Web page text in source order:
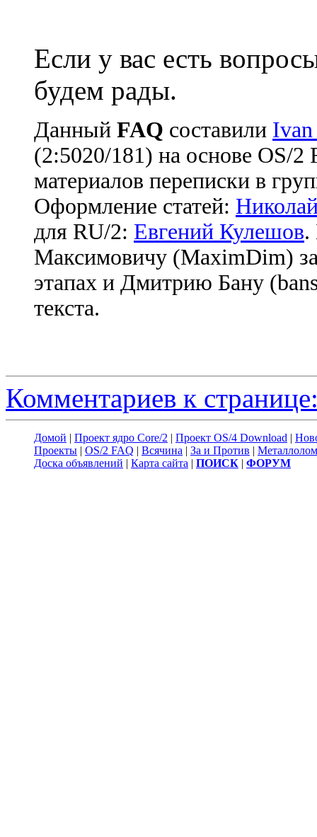
Если у вас есть
будем рады.
Данный FAQ cоставили
(2:5020/181) на основе OS/
материалов переписки в
Оформление статей:
для RU/2: Евгений Кулешов.
Максимовичу (MaximDim)
этапах и Дмитрию Бану
текста.
Комментариев к
Домой | Проект ядро Core/2 | Проект OS/4 Download |
Проекты | OS/2 FAQ | Всячина | За и Против | Металлолом
Доска объявлений | Карта сайта | ПОИСК | ФОРУМ